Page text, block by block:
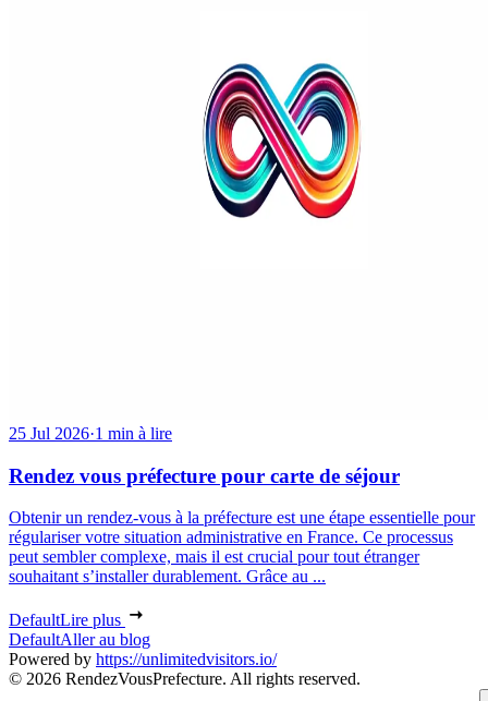
25 Jul 2026·1 min à lire
Rendez vous préfecture pour carte de séjour
Obtenir un rendez-vous à la préfecture est une étape essentielle pour
régulariser votre situation administrative en France. Ce processus
peut sembler complexe, mais il est crucial pour tout étranger
souhaitant s’installer durablement. Grâce au ...
DefaultLire plus
DefaultAller au blog
Powered by https://unlimitedvisitors.io/
© 2026 RendezVousPrefecture. All rights reserved.